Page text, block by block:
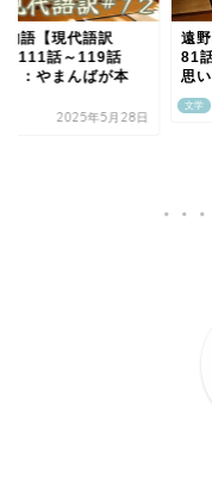
物語【現代語訳
111話～119話
）：やまんばが本
2025年5月28日
文学
遠
81
思